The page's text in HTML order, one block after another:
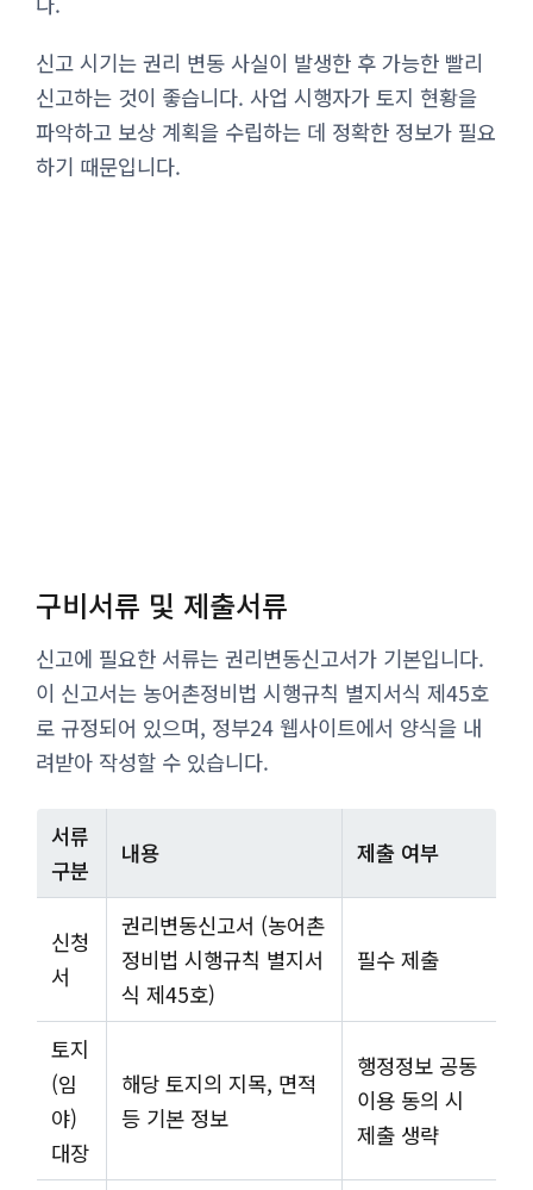
신고 시기는 권리 변동 사실이 발생한 후 가능한 빨리
신고하는 것이 좋습니다. 사업 시행자가 토지 현황을
파악하고 보상 계획을 수립하는 데 정확한 정보가 필요
하기 때문입니다.
구비서류 및 제출서류
신고에 필요한 서류는 권리변동신고서가 기본입니다.
이 신고서는 농어촌정비법 시행규칙 별지서식 제45호
로 규정되어 있으며, 정부24 웹사이트에서 양식을 내
려받아 작성할 수 있습니다.
서류
구분
내용 제출 여부
신청
서
권리변동신고서 (농어촌
정비법 시행규칙 별지서
식 제45호)
필수 제출
토지
(임
야)
대장
해당 토지의 지목, 면적
등 기본 정보
행정정보 공동
이용 동의 시
제출 생략